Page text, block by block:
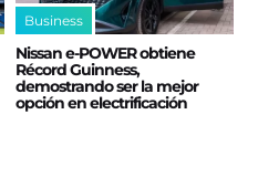
Business
Nissan e‑POWER obtiene
Récord Guinness,
demostrando ser la mejor
opción en electrificación